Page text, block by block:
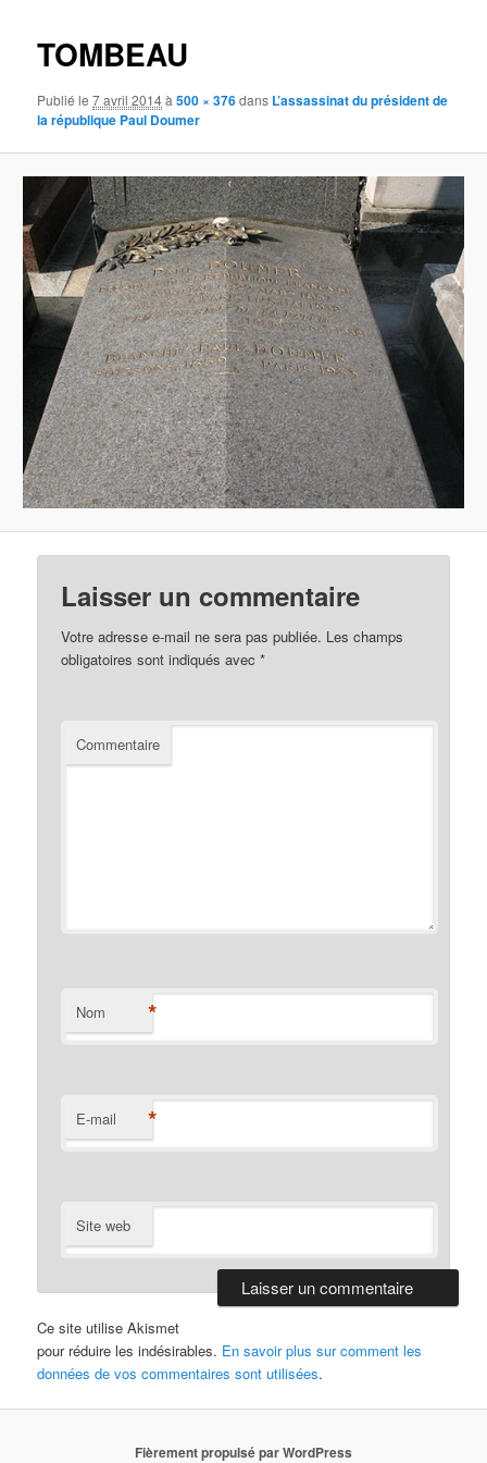
TOMBEAU
Publié le7 avril 2014à500 × 376dans L’assassinat du président de
la république Paul Doumer
Laisser un commentaire
Votre adresse e-mail ne sera pas publiée. Les champs
obligatoires sont indiqués avec*
Commentaire
Nom *
E-mail *
Site web
Ce site utilise Akismet
pour réduire les indésirables. En savoir plus sur comment les
données de vos commentaires sont utilisées.
Fièrement propulsé par WordPress